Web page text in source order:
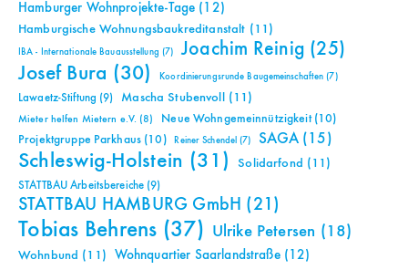
Hamburger Wohnprojekte-Tage (12)
Hamburgische Wohnungsbaukreditanstalt (11)
IBA - Internationale Bauausstellung (7) Joachim Reinig (25)
Josef Bura (30) Koordinierungsrunde Baugemeinschaften (7)
Lawaetz-Stiftung (9) Mascha Stubenvoll (11)
Mieter helfen Mietern e.V. (8) Neue Wohngemeinnützigkeit(10)
Projektgruppe Parkhaus (10) Reiner Schendel (7) SAGA(15)
Schleswig-Holstein (31) Solidarfond (11)
STATTBAU Arbeitsbereiche (9)
STATTBAU HAMBURG GmbH (21)
Tobias Behrens (37) Ulrike Petersen (18)
Wohnbund (11) Wohnquartier Saarlandstraße(12)